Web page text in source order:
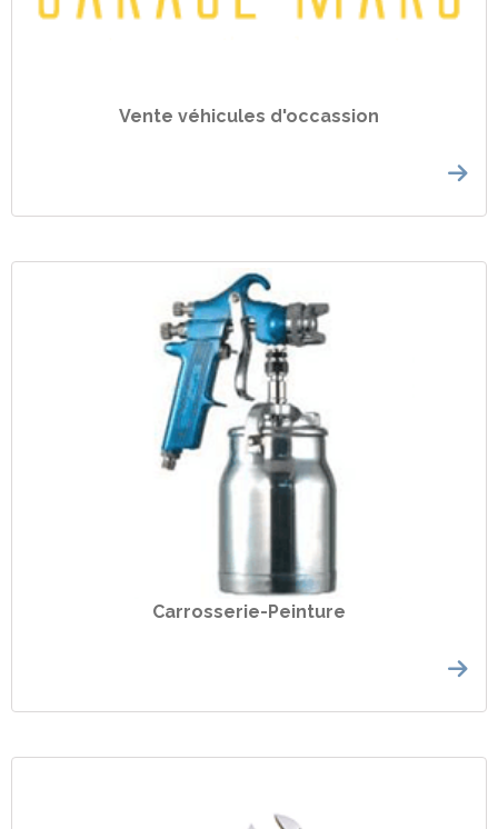
Vente véhicules d'occassion
Carrosserie-Peinture